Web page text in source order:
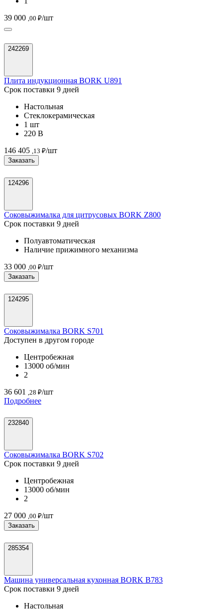
39 000 ,00 ₽/шт
242269
Плита индукционная BORK U891
Срок поставки 9 дней
Настольная
Стеклокерамическая
1 шт
220 В
146 405 ,13 ₽/шт
Заказать
124296
Соковыжималка для цитрусовых BORK Z800
Срок поставки 9 дней
Полуавтоматическая
Наличие прижимного механизма
33 000 ,00 ₽/шт
Заказать
124295
Соковыжималка BORK S701
Доступен в другом городе
Центробежная
13000 об/мин
2
36 601
,28 ₽/шт
Подробнее
232840
Соковыжималка BORK S702
Срок поставки 9 дней
Центробежная
13000 об/мин
2
27 000 ,00 ₽/шт
Заказать
285354
Машина универсальная кухонная BORK B783
Срок поставки 9 дней
Настольная